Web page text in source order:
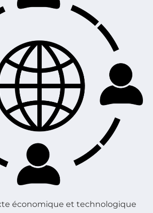
économique et technologique